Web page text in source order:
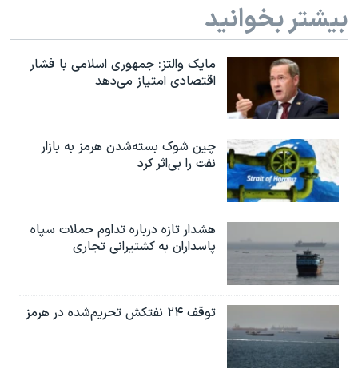
بیشتر بخوانید
مایک والتز: جمهوری اسلامی با فشار
اقتصادی امتیاز می‌دهد
چین شوک بسته‌شدن هرمز به بازار
نفت را بی‌اثر کرد
هشدار تازه درباره تداوم حملات سپاه
پاسداران به کشتیرانی تجاری
توقف ۲۴ نفتکش تحریم‌شده در هرمز